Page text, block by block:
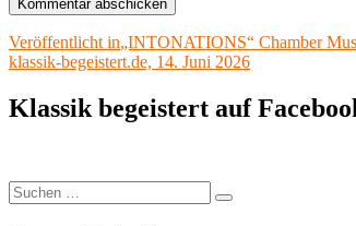
Beitragsnavigation
Veröffentlicht in„INTONATIONS“ Chamber
klassik-begeistert.de, 14. Juni 2026
Klassik begeistert auf
Suchen
nach:
Suchen